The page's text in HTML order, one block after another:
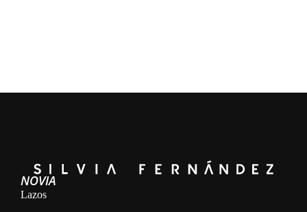
NOVIA
Lazos